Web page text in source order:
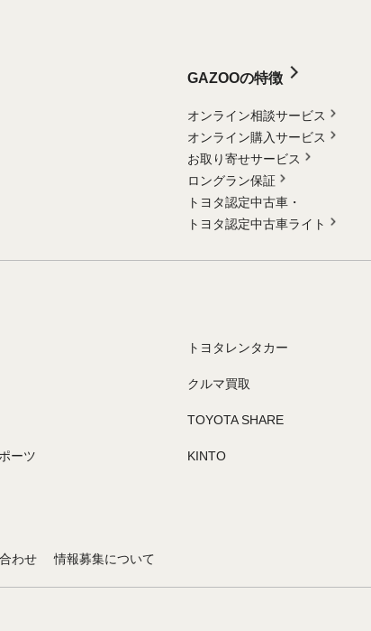
GAZOOの特徴
オンライン相談サービス
オンライン購入サービス
お取り寄せサービス
ロングラン保証
トヨタ認定中古車・
トヨタ認定中古車ライト
ーツ
トヨタレンタカー
クルマ買取
TOYOTA SHARE
KINTO
わせ 情報募集について